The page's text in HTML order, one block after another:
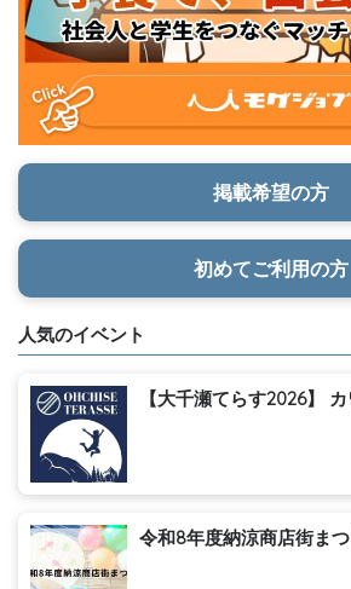
掲載希望の方
初めてご利用の方
人気のイベント
【大千瀬てらす2026】
令和8年度納涼商店街まつ